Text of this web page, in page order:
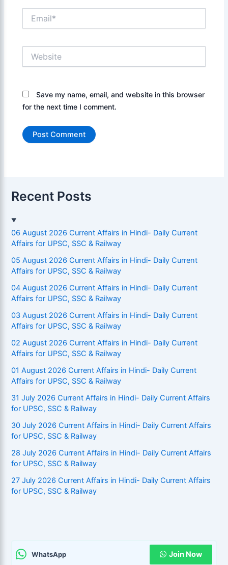
Save my name, email, and website in this browser
for the next time I comment.
Recent Posts
06 August 2026 Current Affairs in Hindi- Daily Current
Affairs for UPSC, SSC & Railway
05 August 2026 Current Affairs in Hindi- Daily Current
Affairs for UPSC, SSC & Railway
04 August 2026 Current Affairs in Hindi- Daily Current
Affairs for UPSC, SSC & Railway
03 August 2026 Current Affairs in Hindi- Daily Current
Affairs for UPSC, SSC & Railway
02 August 2026 Current Affairs in Hindi- Daily Current
Affairs for UPSC, SSC & Railway
01 August 2026 Current Affairs in Hindi- Daily Current
Affairs for UPSC, SSC & Railway
31 July 2026 Current Affairs in Hindi- Daily Current Affairs
for UPSC, SSC & Railway
30 July 2026 Current Affairs in Hindi- Daily Current Affairs
for UPSC, SSC & Railway
28 July 2026 Current Affairs in Hindi- Daily Current Affairs
for UPSC, SSC & Railway
27 July 2026 Current Affairs in Hindi- Daily Current Affairs
for UPSC, SSC & Railway
WhatsApp Join Now